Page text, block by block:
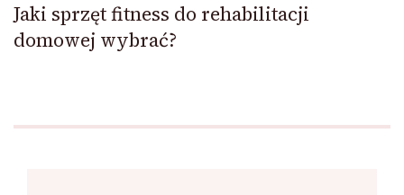
Jaki sprzęt fitness do rehabilitacji
domowej wybrać?